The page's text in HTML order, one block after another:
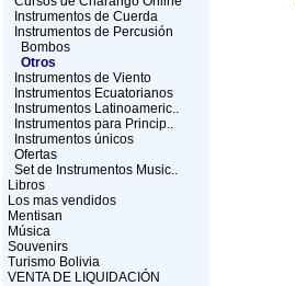
Instrumentos de Cuerda
Instrumentos de Percusión
Bombos
Otros
Instrumentos de Viento
Instrumentos Ecuatorianos
Instrumentos Latinoameric..
Instrumentos para Princip..
Instrumentos únicos
Ofertas
Set de Instrumentos Music..
Libros
Los mas vendidos
Mentisan
Música
Souvenirs
Turismo Bolivia
VENTA DE LIQUIDACIÓN